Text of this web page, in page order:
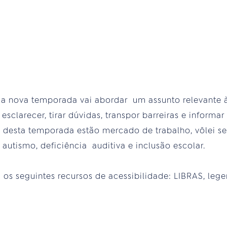
nova temporada vai abordar um assunto relevante
tirar dúvidas, transpor barreiras e
desta temporada estão mercado de trabalho, vôlei
deficiência auditiva e inclusão escolar.
seguintes recursos de acessibilidade: LIBRAS,